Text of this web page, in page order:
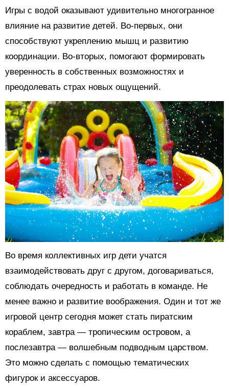
Игры с водой оказывают удивительно многогранное
влияние на развитие детей. Во-первых, они
способствуют укреплению мышц и развитию
координации. Во-вторых, помогают формировать
уверенность в собственных возможностях и
преодолевать страх новых ощущений.
Во время коллективных игр дети учатся
взаимодействовать друг с другом, договариваться,
соблюдать очередность и работать в команде. Не
менее важно и развитие воображения. Один и тот же
игровой центр сегодня может стать пиратским
кораблем, завтра — тропическим островом, а
послезавтра — волшебным подводным царством.
Это можно сделать с помощью тематических
фигурок и аксессуаров.